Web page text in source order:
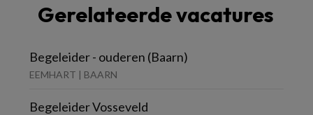
Gerelateerde vacatures
Begeleider - ouderen (Baarn)
EEMHART | BAARN
Begeleider Vosseveld